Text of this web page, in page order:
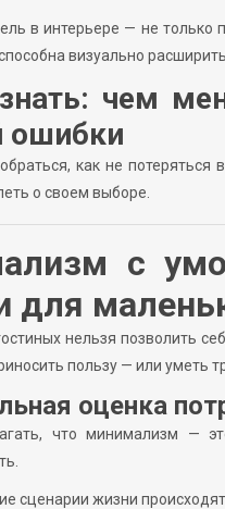
в интерьере — не только
визуально
чем
ошибки
как не
о своем выборе.
с
для
нельзя позволить
пользу — или уметь
оценка
что минимализм —
сценарии жизни